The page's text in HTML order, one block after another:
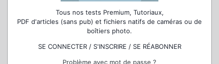
Tous nos tests Premium, Tutoriaux,
PDF d'articles (sans pub) et fichiers natifs de caméras ou de
boîtiers photo.
SE CONNECTER / S'INSCRIRE / SE RÉABONNER
Problème avec mot de passe ?